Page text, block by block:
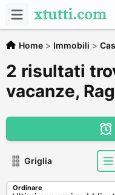
Home > Immobili >
2 risultati
vacanze,
Griglia
Ordinare